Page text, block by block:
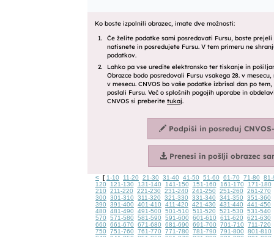
< [ 1-10 11-20 21-30 31-40 41-50 51-60 61-70 71-80
81-
120
121-130 131-140 141-150 151-160 161-170
171-180
210
211-220 221-230 231-240 241-250 251-260
261-270
300
301-310 311-320 321-330 331-340 341-350
351-360
390
391-400 401-410 411-420 421-430 431-440
441-450
480
481-490 491-500 501-510 511-520 521-530
531-540
570
571-580 581-590 591-600 601-610 611-620
621-630
660
661-670 671-680 681-690 691-700 701-710
711-720
750
751-760 761-770 771-780 781-790 791-800
801-810